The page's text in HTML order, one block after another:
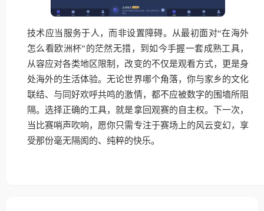
技术应当服务于人，而非设置障碍。从最初面对“在海外
怎么看欧洲杯”的茫然无措，到如今手握一套成熟工具，
从容应对各类地区限制，改变的不仅是观看方式，更是身
处海外的生活体验。无论世界哪个角落，你与家乡的文化
联结、与同好欢呼共鸣的激情，都不应被数字的围墙所阻
隔。选择正确的工具，就是拿回观赛的自主权。下一次，
当比赛哨声吹响，愿你只需专注于赛场上的风云变幻，享
受那份毫无隔阂的、纯粹的快乐。